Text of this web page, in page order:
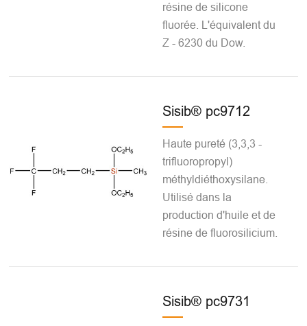
résine de silicone
fluorée. L'équivalent du
Z - 6230 du Dow.
Sisib® pc9712
Haute pureté (3,3,3 -
trifluoropropyl)
méthyldiéthoxysilane.
Utilisé dans la
production d'huile et de
résine de fluorosilicium.
Sisib® pc9731